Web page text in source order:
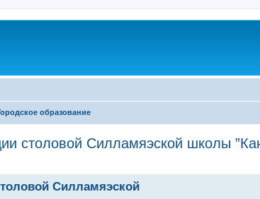
образование
столовой Силламяэской школы
Силламяэской